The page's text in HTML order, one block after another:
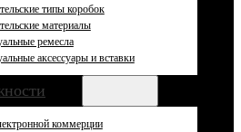
типы коробок
материалы
ремесла
аксессуары и вставки
коммерции